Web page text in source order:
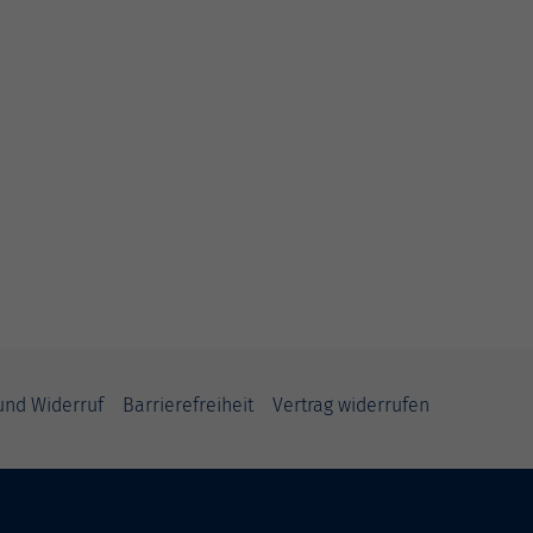
Widerruf Barrierefreiheit Vertrag widerrufen